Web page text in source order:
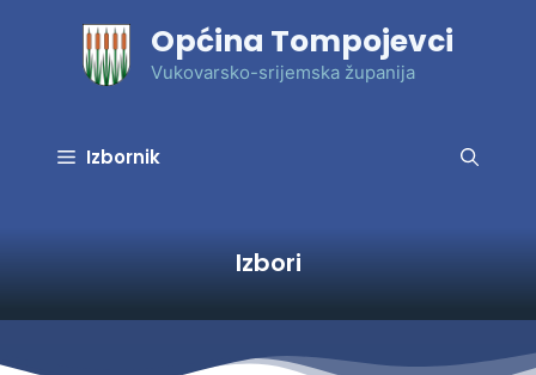
Općina Tompojevci
Vukovarsko-srijemska županija
Izbornik
Izbori